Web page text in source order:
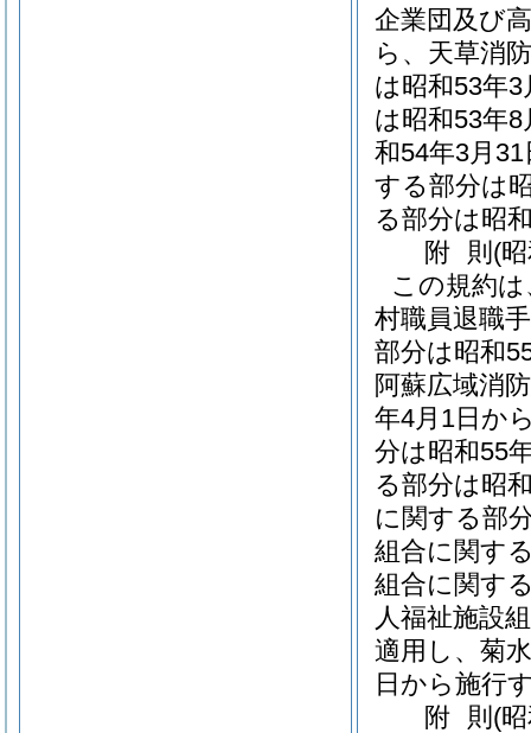
企業団及び
ら、天草消
は昭和53年
は昭和53年
和54年3月
する部分は
る部分は昭
附 則 (
この規約
村職員退職
部分は昭和
阿蘇広域消
年4月1日か
分は昭和55
る部分は昭
に関する部
組合に関す
組合に関す
人福祉施設
適用し、菊
日から施行
附 則 (